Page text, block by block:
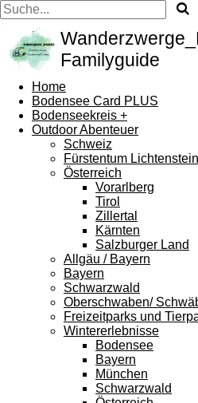
Familyguide
Home
Bodensee Card PLUS
Bodenseekreis +
Outdoor Abenteuer
Schweiz
Fürstentum Lichtenstein
Österreich
Vorarlberg
Tirol
Zillertal
Kärnten
Salzburger Land
Allgäu / Bayern
Bayern
Schwarzwald
Oberschwaben/
Freizeitparks und
Wintererlebnisse
Bodensee
Bayern
München
Schwarzwald